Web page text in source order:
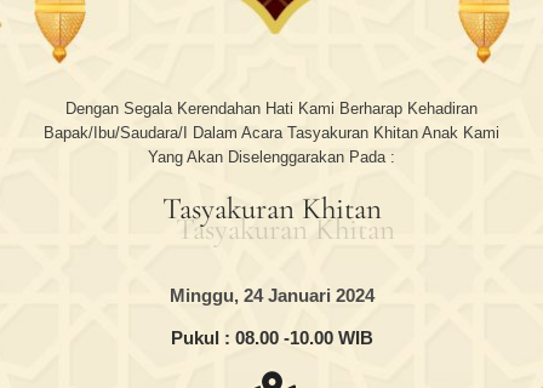
Dengan Segala Kerendahan Hati Kami Berharap Kehadiran
Bapak/Ibu/Saudara/i Dalam Acara Tasyakuran Khitan Anak Kami
Yang Akan Diselenggarakan Pada :
Tasyakuran Khitan
Minggu, 24 Januari 2024
Pukul : 08.00 -10.00 WIB